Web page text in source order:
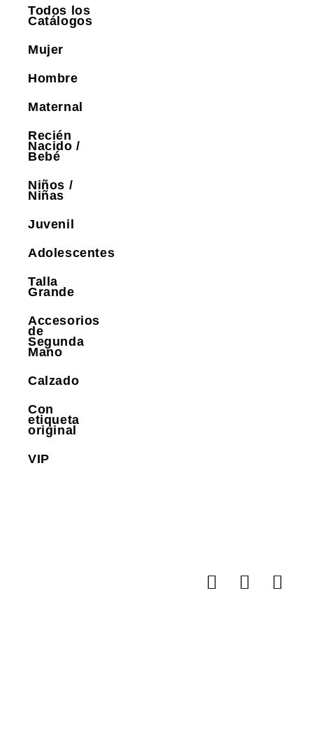
Todos los
Catálogos
Mujer
Hombre
Maternal
Recién
Nacido /
Bebé
Niños /
Niñas
Juvenil
Adolescentes
Talla
Grande
Accesorios
de
Segunda
Mano
Calzado
Con
etiqueta
original
VIP